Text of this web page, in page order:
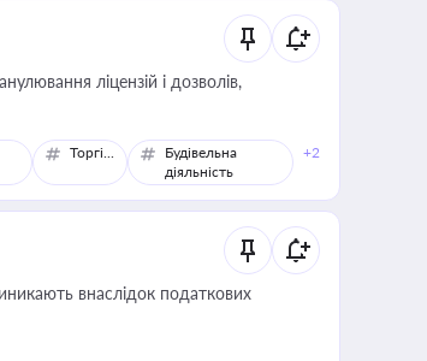
ліцензій і дозволів,
Торгівля
Будівельна
діяльність
+2
внаслідок податкових